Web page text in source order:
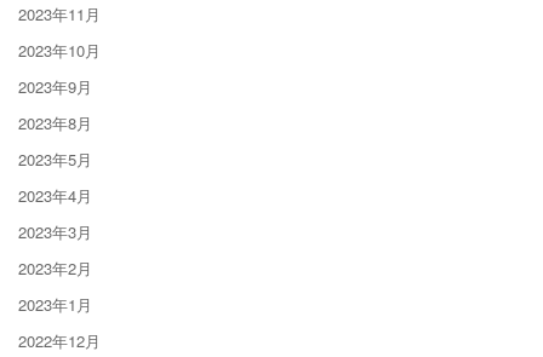
2023年11月
2023年10月
2023年9月
2023年8月
2023年5月
2023年4月
2023年3月
2023年2月
2023年1月
2022年12月